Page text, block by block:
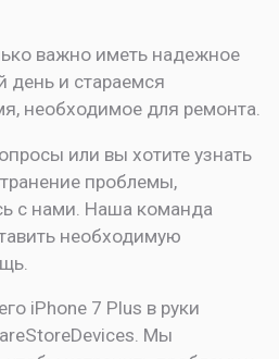
важно иметь надежное
день и стараемся
необходимое для ремонта.
или вы хотите узнать
проблемы,
с нами. Наша команда
необходимую
iPhone 7 Plus в руки
Мы